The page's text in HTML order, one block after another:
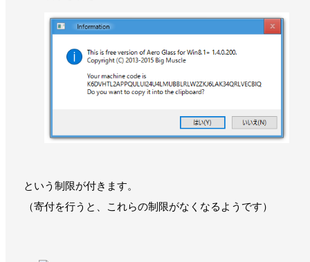
という制限が付きます。
（寄付を行うと、これらの制限がなくなるようです）